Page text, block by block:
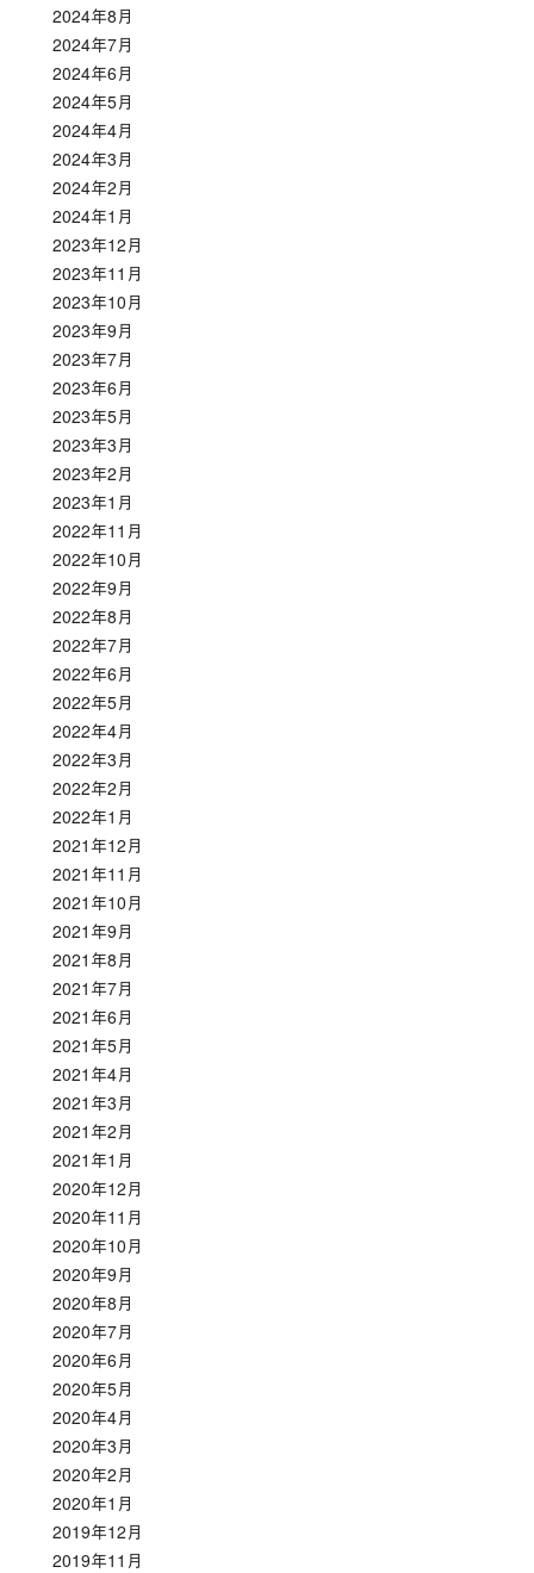
2024年8月
2024年7月
2024年6月
2024年5月
2024年4月
2024年3月
2024年2月
2024年1月
2023年12月
2023年11月
2023年10月
2023年9月
2023年7月
2023年6月
2023年5月
2023年3月
2023年2月
2023年1月
2022年11月
2022年10月
2022年9月
2022年8月
2022年7月
2022年6月
2022年5月
2022年4月
2022年3月
2022年2月
2022年1月
2021年12月
2021年11月
2021年10月
2021年9月
2021年8月
2021年7月
2021年6月
2021年5月
2021年4月
2021年3月
2021年2月
2021年1月
2020年12月
2020年11月
2020年10月
2020年9月
2020年8月
2020年7月
2020年6月
2020年5月
2020年4月
2020年3月
2020年2月
2020年1月
2019年12月
2019年11月